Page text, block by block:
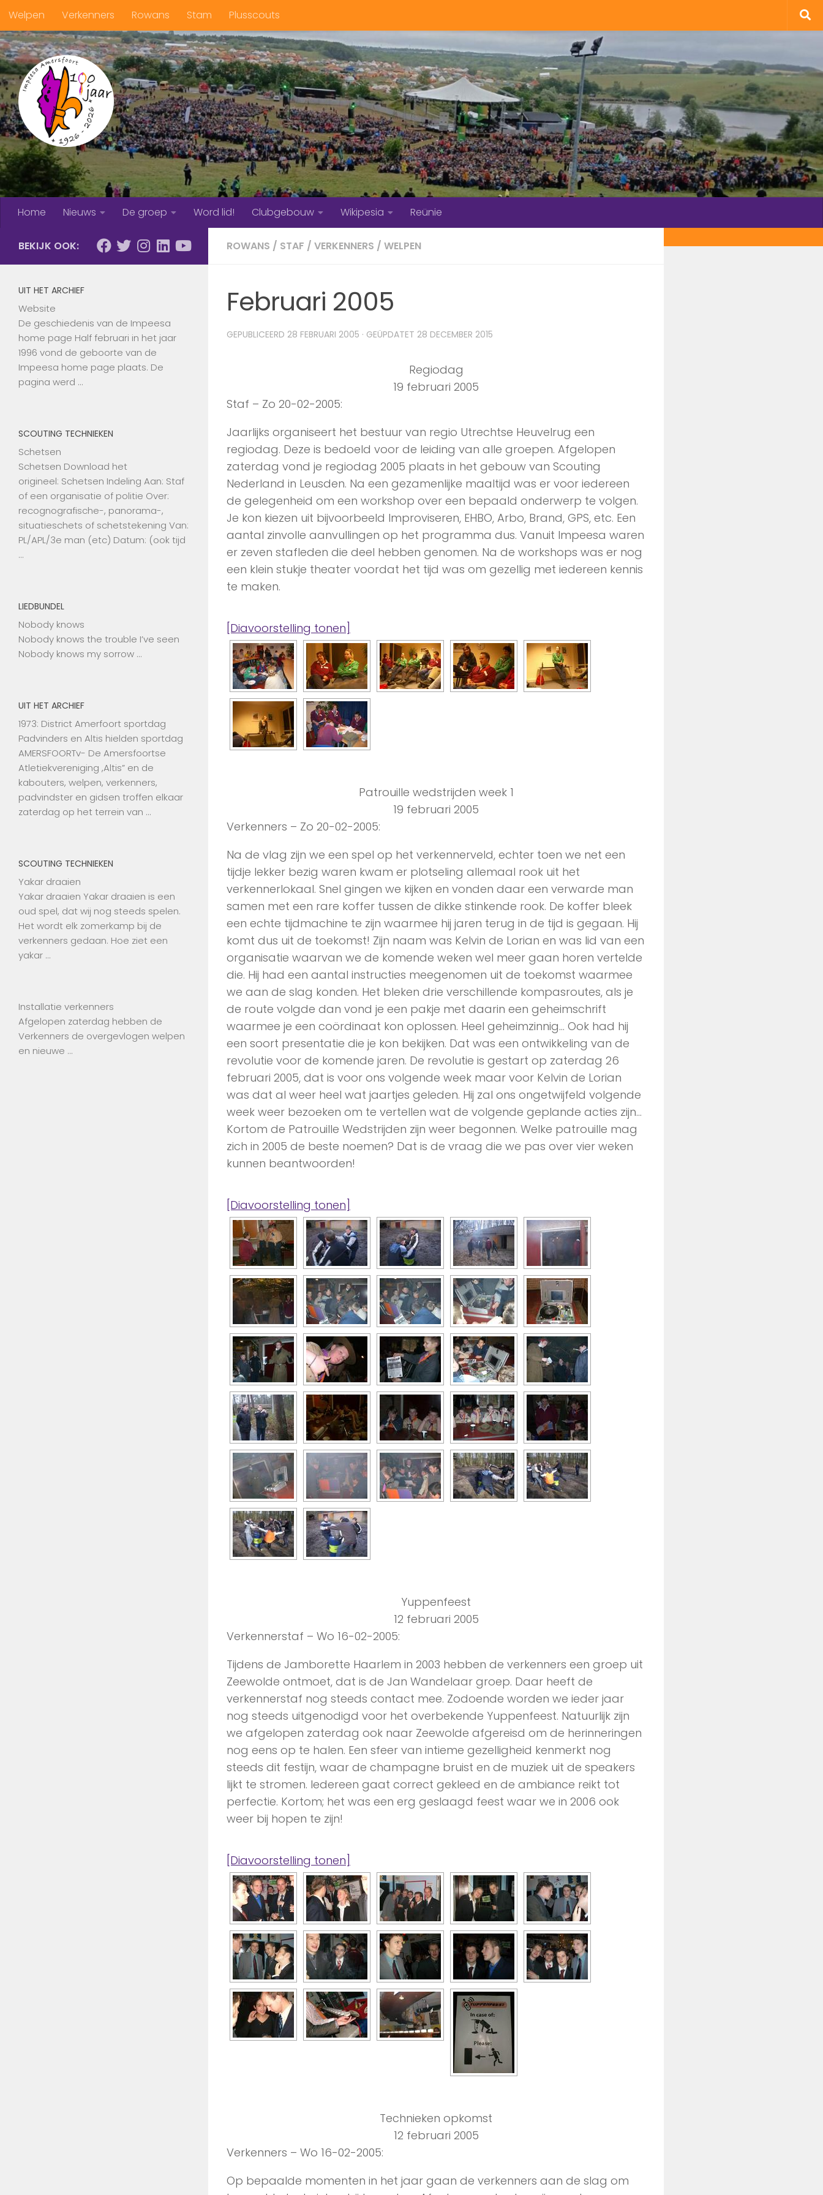
Doorgaan naar inhoud
Welpen Verkenners Rowans Stam Plusscouts
Home Nieuws De groep Word lid! Clubgebouw Wikipesia Reünie
ROWANS / STAF / VERKENNERS / WELPEN
Februari 2005
GEPUBLICEERD 28 FEBRUARI 2005 · GEÜPDATET 28 DECEMBER 2015
Regiodag
19 februari 2005
Staf – Zo 20-02-2005:
Jaarlijks organiseert het bestuur van regio Utrechtse Heuvelrug een
regiodag. Deze is bedoeld voor de leiding van alle groepen. Afgelopen
zaterdag vond je regiodag 2005 plaats in het gebouw van Scouting
Nederland in Leusden. Na een gezamenlijke maaltijd was er voor iedereen
de gelegenheid om een workshop over een bepaald onderwerp te volgen.
Je kon kiezen uit bijvoorbeeld Improviseren, EHBO, Arbo, Brand, GPS, etc. Een
aantal zinvolle aanvullingen op het programma dus. Vanuit Impeesa waren
er zeven stafleden die deel hebben genomen. Na de workshops was er nog
een klein stukje theater voordat het tijd was om gezellig met iedereen kennis
te maken.
[Diavoorstelling tonen]
Patrouille wedstrijden week 1
19 februari 2005
Verkenners – Zo 20-02-2005:
Na de vlag zijn we een spel op het verkennerveld, echter toen we net een
tijdje lekker bezig waren kwam er plotseling allemaal rook uit het
verkennerlokaal. Snel gingen we kijken en vonden daar een verwarde man
samen met een rare koffer tussen de dikke stinkende rook. De koffer bleek
een echte tijdmachine te zijn waarmee hij jaren terug in de tijd is gegaan. Hij
komt dus uit de toekomst! Zijn naam was Kelvin de Lorian en was lid van een
organisatie waarvan we de komende weken wel meer gaan horen vertelde
die. Hij had een aantal instructies meegenomen uit de toekomst waarmee
we aan de slag konden. Het bleken drie verschillende kompasroutes, als je
de route volgde dan vond je een pakje met daarin een geheimschrift
waarmee je een coördinaat kon oplossen. Heel geheimzinnig… Ook had hij
een soort presentatie die je kon bekijken. Dat was een ontwikkeling van de
revolutie voor de komende jaren. De revolutie is gestart op zaterdag 26
februari 2005, dat is voor ons volgende week maar voor Kelvin de Lorian
was dat al weer heel wat jaartjes geleden. Hij zal ons ongetwijfeld volgende
week weer bezoeken om te vertellen wat de volgende geplande acties zijn…
Kortom de Patrouille Wedstrijden zijn weer begonnen. Welke patrouille mag
zich in 2005 de beste noemen? Dat is de vraag die we pas over vier weken
kunnen beantwoorden!
[Diavoorstelling tonen]
Yuppenfeest
12 februari 2005
Verkennerstaf – Wo 16-02-2005:
Tijdens de Jamborette Haarlem in 2003 hebben de verkenners een groep uit
Zeewolde ontmoet, dat is de Jan Wandelaar groep. Daar heeft de
verkennerstaf nog steeds contact mee. Zodoende worden we ieder jaar
nog steeds uitgenodigd voor het overbekende Yuppenfeest. Natuurlijk zijn
we afgelopen zaterdag ook naar Zeewolde afgereisd om de herinneringen
nog eens op te halen. Een sfeer van intieme gezelligheid kenmerkt nog
steeds dit festijn, waar de champagne bruist en de muziek uit de speakers
lijkt te stromen. Iedereen gaat correct gekleed en de ambiance reikt tot
perfectie. Kortom; het was een erg geslaagd feest waar we in 2006 ook
weer bij hopen te zijn!
[Diavoorstelling tonen]
Technieken opkomst
12 februari 2005
Verkenners – Wo 16-02-2005:
Op bepaalde momenten in het jaar gaan de verkenners aan de slag om
BEKIJK OOK:
UIT HET ARCHIEF
Website
De geschiedenis van de Impeesa
home page Half februari in het jaar
1996 vond de geboorte van de
Impeesa home page plaats. De
pagina werd …
SCOUTING TECHNIEKEN
Schetsen
Schetsen Download het
origineel: Schetsen Indeling Aan: Staf
of een organisatie of politie Over:
recognografische-, panorama-,
situatieschets of schetstekening Van:
PL/APL/3e man (etc) Datum: (ook tijd
…
LIEDBUNDEL
Nobody knows
Nobody knows the trouble I’ve seen
Nobody knows my sorrow …
UIT HET ARCHIEF
1973: District Amerfoort sportdag
Padvinders en Altis hielden sportdag
AMERSFOORTv- De Amersfoortse
Atletiekvereniging ,Altis” en de
kabouters, welpen, verkenners,
padvindster en gidsen troffen elkaar
zaterdag op het terrein van …
SCOUTING TECHNIEKEN
Yakar draaien
Yakar draaien Yakar draaien is een
oud spel, dat wij nog steeds spelen.
Het wordt elk zomerkamp bij de
verkenners gedaan. Hoe ziet een
yakar …
Installatie verkenners
Afgelopen zaterdag hebben de
Verkenners de overgevlogen welpen
en nieuwe …